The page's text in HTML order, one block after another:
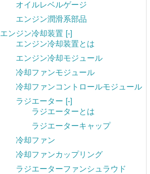
オイルレベルゲージ
エンジン潤滑系部品
エンジン冷却装置 [-]
エンジン冷却装置とは
エンジン冷却モジュール
冷却ファンモジュール
冷却ファンコントロールモジュール
ラジエーター [-]
ラジエーターとは
ラジエーターキャップ
冷却ファン
冷却ファンカップリング
ラジエーターファンシュラウド